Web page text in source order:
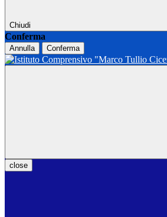
Chiudi
Conferma
Annulla Conferma
close